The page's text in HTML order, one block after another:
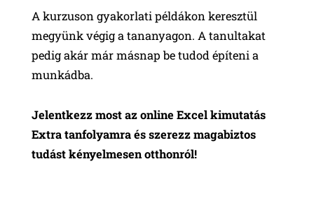
A kurzuson gyakorlati példákon keresztül
megyünk végig a tananyagon. A tanultakat
pedig akár már másnap be tudod építeni a
munkádba.
Jelentkezz most az online Excel kimutatás
Extra tanfolyamra és szerezz magabiztos
tudást kényelmesen otthonról!